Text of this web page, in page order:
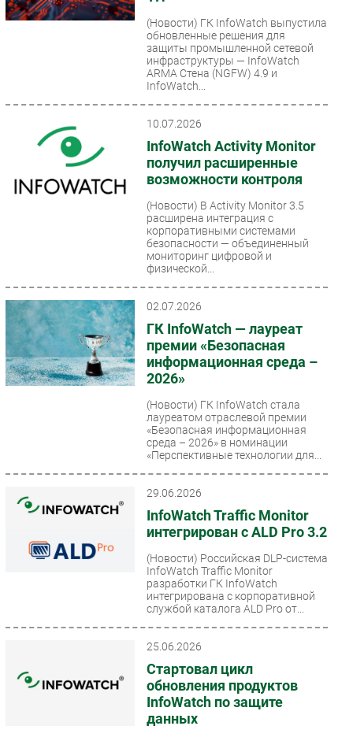
(Новости) ГК InfoWatch выпустила
обновленные решения для
защиты промышленной сетевой
инфраструктуры — InfoWatch
ARMA Стена (NGFW) 4.9 и
InfoWatch...
10.07.2026
InfoWatch Activity Monitor
получил расширенные
возможности контроля
(Новости) В Activity Monitor 3.5
расширена интеграция с
корпоративными системами
безопасности — объединенный
мониторинг цифровой и
физической...
02.07.2026
ГК InfoWatch — лауреат
премии «Безопасная
информационная среда –
2026»
(Новости) ГК InfoWatch стала
лауреатом отраслевой премии
«Безопасная информационная
среда – 2026» в номинации
«Перспективные технологии для...
29.06.2026
InfoWatch Traffic Monitor
интегрирован с ALD Pro 3.2
(Новости) Российская DLP-система
InfoWatch Traffic Monitor
разработки ГК InfoWatch
интегрирована с корпоративной
службой каталога ALD Pro от...
25.06.2026
Стартовал цикл
обновления продуктов
InfoWatch по защите
данных